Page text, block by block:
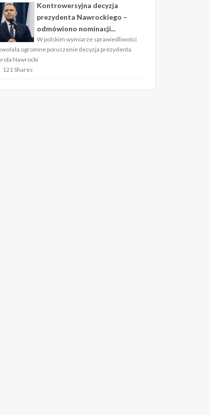
Kontrowersyjna decyzja
prezydenta Nawrockiego –
odmówiono nominacji...
W polskim wymiarze sprawiedliwości
ogromne poruszenie decyzja prezydenta
Nawrocki
121 Shares